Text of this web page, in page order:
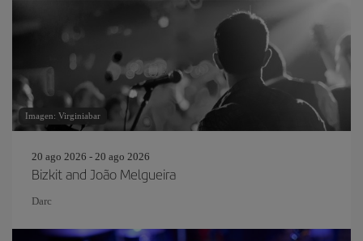
Imagen: Virginiabar
20 ago 2026 - 20 ago 2026
Bizkit and João Melgueira
Darc